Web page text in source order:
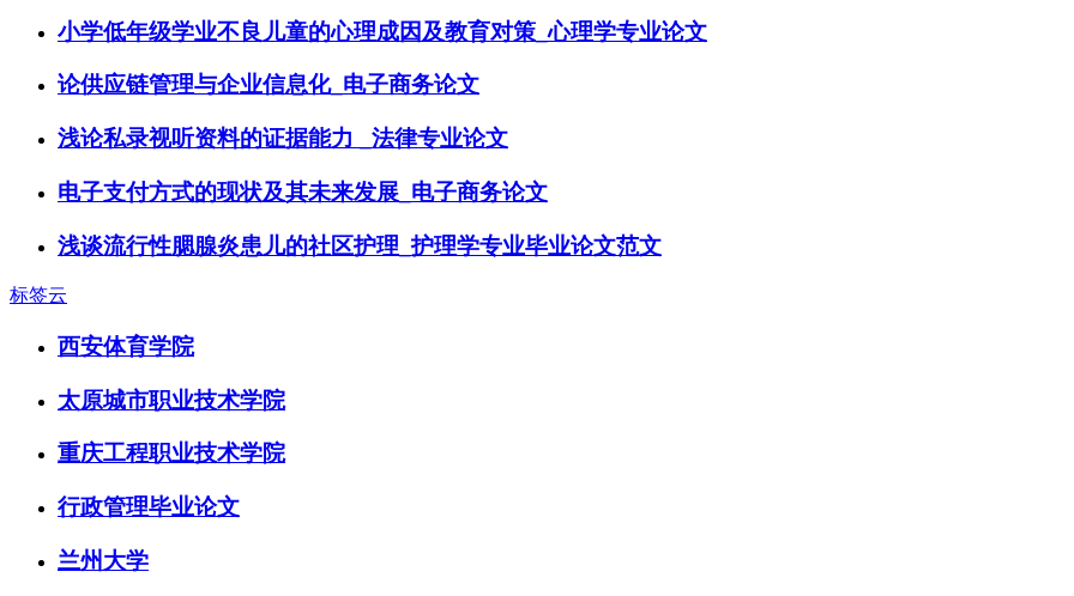
小学低年级学业不良儿童的心理成因及教育对策_心理学专业论文
论供应链管理与企业信息化_电子商务论文
浅论私录视听资料的证据能力 _法律专业论文
电子支付方式的现状及其未来发展_电子商务论文
浅谈流行性腮腺炎患儿的社区护理_护理学专业毕业论文范文
标签云
西安体育学院
太原城市职业技术学院
重庆工程职业技术学院
行政管理毕业论文
兰州大学